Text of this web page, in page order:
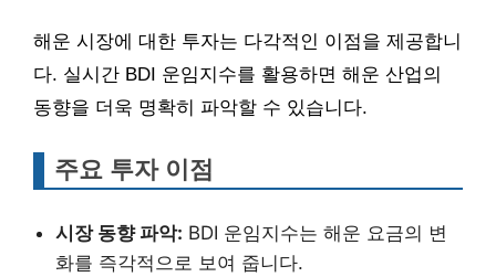
해운 시장에 대한 투자는 다각적인 이점을 제공합니
다. 실시간 BDI 운임지수를 활용하면 해운 산업의
동향을 더욱 명확히 파악할 수 있습니다.
주요 투자 이점
시장 동향 파악: BDI 운임지수는 해운 요금의 변
화를 즉각적으로 보여 줍니다.